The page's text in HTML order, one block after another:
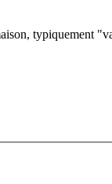
typiquement